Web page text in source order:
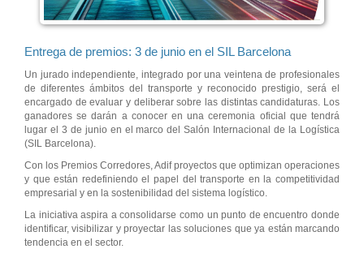
Entrega de premios: 3 de junio en el SIL Barcelona
Un jurado independiente, integrado por una veintena de profesionales
de diferentes ámbitos del transporte y reconocido prestigio, será el
encargado de evaluar y deliberar sobre las distintas candidaturas. Los
ganadores se darán a conocer en una ceremonia oficial que tendrá
lugar el 3 de junio en el marco del Salón Internacional de la Logística
(SIL Barcelona).
Con los Premios Corredores, Adif proyectos que optimizan operaciones
y que están redefiniendo el papel del transporte en la competitividad
empresarial y en la sostenibilidad del sistema logístico.
La iniciativa aspira a consolidarse como un punto de encuentro donde
identificar, visibilizar y proyectar las soluciones que ya están marcando
tendencia en el sector.